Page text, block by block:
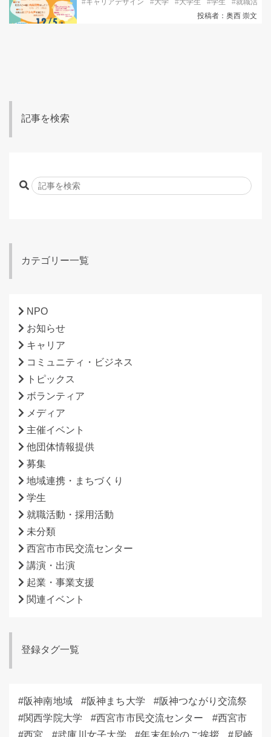
#キャリアデザイン #大学 #大学生 #学生 #就職活動
投稿者：奥西 崇文
記事を検索
カテゴリー一覧
NPO
お知らせ
キャリア
コミュニティ・ビジネス
トピックス
ボランティア
メディア
主催イベント
他団体情報提供
募集
地域連携・まちづくり
学生
就職活動・採用活動
未分類
西宮市市民交流センター
講演・出演
起業・事業支援
関連イベント
登録タグ一覧
阪神南地域 阪神まち大学
阪神つながり交流祭
関西学院大学
西宮市市民交流センター
西宮市
西宮
武庫川女子大学 年末年始のご挨拶
尼崎